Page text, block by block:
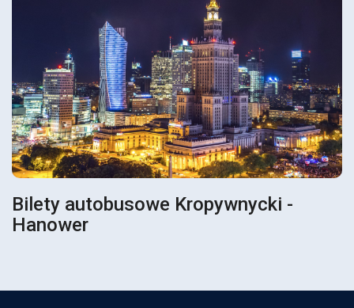
Bilety autobusowe Kropywnycki -
Hanower